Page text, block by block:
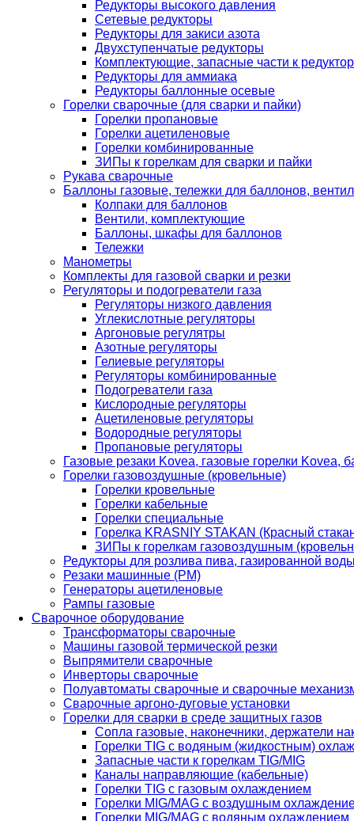
Редукторы высокого давления
Сетевые редукторы
Редукторы для закиси азота
Двухступенчатые редукторы
Комплектующие, запасные части к
Редукторы для аммиака
Редукторы баллонные осевые
Горелки сварочные (для сварки и пайки)
Горелки пропановые
Горелки ацетиленовые
Горелки комбинированные
ЗИПы к горелкам для сварки и пайки
Рукава сварочные
Баллоны газовые, тележки для баллонов,
Колпаки для баллонов
Вентили, комплектующие
Баллоны, шкафы для баллонов
Тележки
Манометры
Комплекты для газовой сварки и резки
Регуляторы и подогреватели газа
Регуляторы низкого давления
Углекислотные регуляторы
Аргоновые регулятры
Азотные регуляторы
Гелиевые регуляторы
Регуляторы комбинированные
Подогреватели газа
Кислородные регуляторы
Ацетиленовые регуляторы
Водородные регуляторы
Пропановые регуляторы
Газовые резаки Kovea, газовые горелки Kovea,
Горелки газовоздушные (кровельные)
Горелки кровельные
Горелки кабельные
Горелки специальные
Горелка KRASNIY STAKAN (Красный
ЗИПы к горелкам газовоздушным
Редукторы для розлива пива, газированной
Резаки машинные (РМ)
Генераторы ацетиленовые
Рампы газовые
Сварочное оборудование
Трансформаторы сварочные
Машины газовой термической резки
Выпрямители сварочные
Инверторы сварочные
Полуавтоматы сварочные и сварочные
Сварочные аргоно-дуговые установки
Горелки для сварки в среде защитных газов
Сопла газовые, наконечники, держатели
Горелки TIG с водяным (жидкостным)
Запасные части к горелкам TIG/MIG
Каналы направляющие (кабельные)
Горелки TIG с газовым охлаждением
Горелки MIG/MAG с воздушным
Горелки MIG/MAG с водяным охлаждением